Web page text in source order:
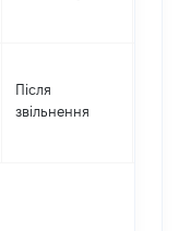
Після
звільнення